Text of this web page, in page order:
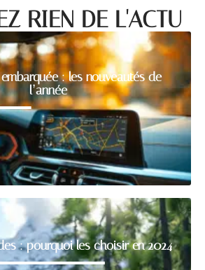
RIEN DE L'ACTU
: les nouveautés de
l’année
: pourquoi les choisir en 2024